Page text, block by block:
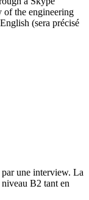
of the engineering
(sera précisé
une interview. La
B2 tant en